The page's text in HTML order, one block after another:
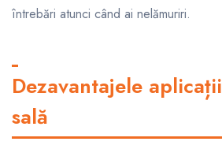
întrebări atunci când ai nelămuriri.
Dezavantajele
sală